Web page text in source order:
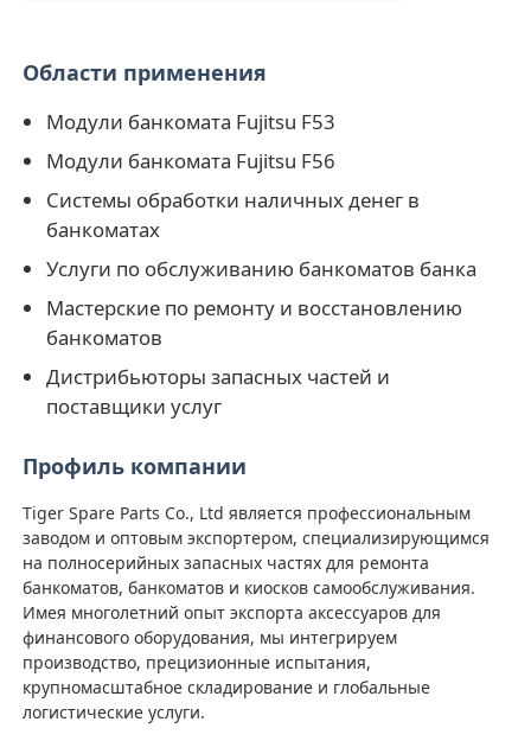
Части для банкоматов OKI
Genmega ATM
Купюроприемник
Принтер карты
Пост-машина
Запасные части для банкоматов
Области применения
Модули банкомата Fujitsu F53
Модули банкомата Fujitsu F56
Системы обработки наличных денег в
банкоматах
Услуги по обслуживанию банкоматов банка
Мастерские по ремонту и восстановлению
банкоматов
Дистрибьюторы запасных частей и
поставщики услуг
Профиль компании
Tiger Spare Parts Co., Ltd является профессиональным
заводом и оптовым экспортером, специализирующимся
на полносерийных запасных частях для ремонта
банкоматов, банкоматов и киосков самообслуживания.
Имея многолетний опыт экспорта аксессуаров для
финансового оборудования, мы интегрируем
производство, прецизионные испытания,
крупномасштабное складирование и глобальные
логистические услуги.